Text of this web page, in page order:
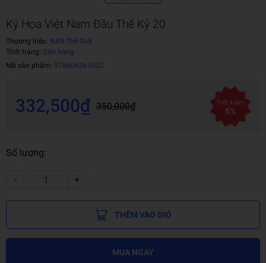
Ký Họa Việt Nam Đầu Thế Kỷ 20
Thương hiệu: NXB Thế Giới
Tình trạng: Còn hàng
Mã sản phẩm: 978604365002
332,500₫ 350,000₫ Tiết kiệm
5%
Số lượng:
- +
THÊM VÀO GIỎ
MUA NGAY